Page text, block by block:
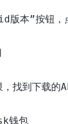
本”按钮，
找到下载的
钱包